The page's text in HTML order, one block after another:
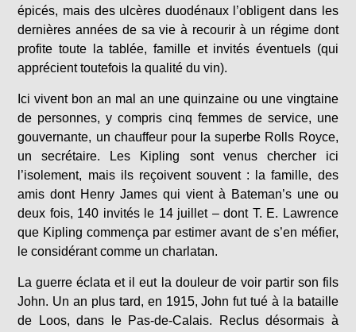
épicés, mais des ulcères duodénaux l’obligent dans les
dernières années de sa vie à recourir à un régime dont
profite toute la tablée, famille et invités éventuels (qui
apprécient toutefois la qualité du vin).
Ici vivent bon an mal an une quinzaine ou une vingtaine
de personnes, y compris cinq femmes de service, une
gouvernante, un chauffeur pour la superbe Rolls Royce,
un secrétaire. Les Kipling sont venus chercher ici
l’isolement, mais ils reçoivent souvent : la famille, des
amis dont Henry James qui vient à Bateman’s une ou
deux fois, 140 invités le 14 juillet – dont T. E. Lawrence
que Kipling commença par estimer avant de s’en méfier,
le considérant comme un charlatan.
La guerre éclata et il eut la douleur de voir partir son fils
John. Un an plus tard, en 1915, John fut tué à la bataille
de Loos, dans le Pas-de-Calais. Reclus désormais à